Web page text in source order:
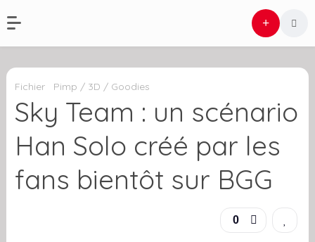
Fichier Pimp / 3D / Goodies
Sky Team : un scénario
Han Solo créé par les
fans bientôt sur BGG
0